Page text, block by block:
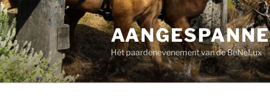
Ga
naar
de
inhoud
Hét paardenevenement van de BeNeLux